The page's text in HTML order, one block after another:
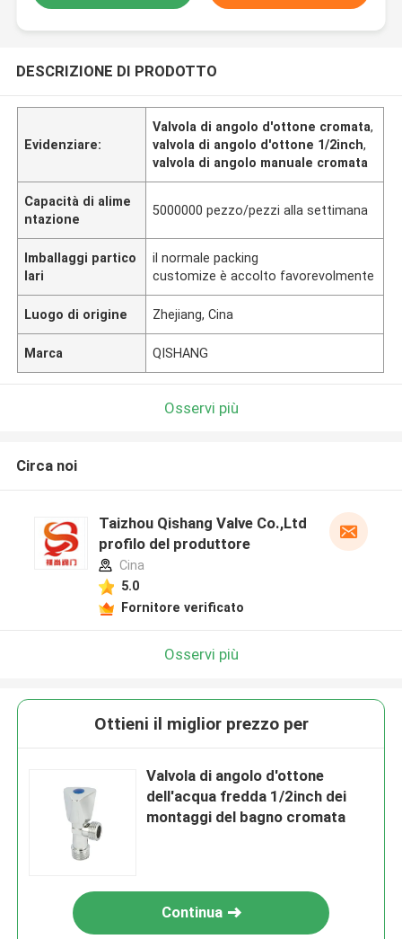
DESCRIZIONE DI PRODOTTO
Evidenziare:
Valvola di angolo d'ottone cromata,
valvola di angolo d'ottone 1/2inch,
valvola di angolo manuale cromata
Capacità di alime
ntazione
5000000 pezzo/pezzi alla settimana
Imballaggi partico
lari
il normale packing
customize è accolto favorevolmente
Luogo di origine Zhejiang, Cina
Marca QISHANG
Osservi più
Circa noi
Taizhou Qishang Valve Co.,Ltd
profilo del produttore
Cina
5.0
Fornitore verificato
Osservi più
Ottieni il miglior prezzo per
Valvola di angolo d'ottone
dell'acqua fredda 1/2inch dei
montaggi del bagno cromata
Continua